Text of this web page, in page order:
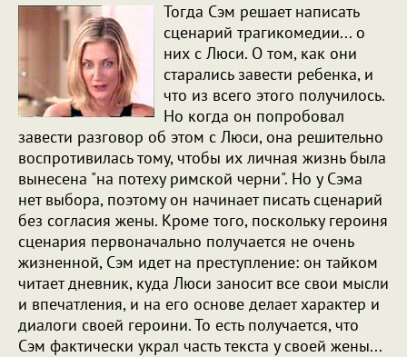
Тогда Сэм решает написать
сценарий трагикомедии... о
них с Люси. О том, как они
старались завести ребенка, и
что из всего этого получилось.
Но когда он попробовал
завести разговор об этом с Люси, она решительно
воспротивилась тому, чтобы их личная жизнь была
вынесена "на потеху римской черни". Но у Сэма
нет выбора, поэтому он начинает писать сценарий
без согласия жены. Кроме того, поскольку героиня
сценария первоначально получается не очень
жизненной, Сэм идет на преступление: он тайком
читает дневник, куда Люси заносит все свои мысли
и впечатления, и на его основе делает характер и
диалоги своей героини. То есть получается, что
Сэм фактически украл часть текста у своей жены...